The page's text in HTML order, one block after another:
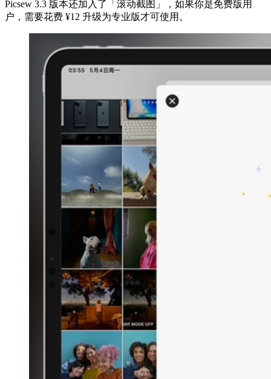
Picsew 3.3 版本还加入了「滚动截图」，如果你是免费版用
户，需要花费 ¥12 升级为专业版才可使用。